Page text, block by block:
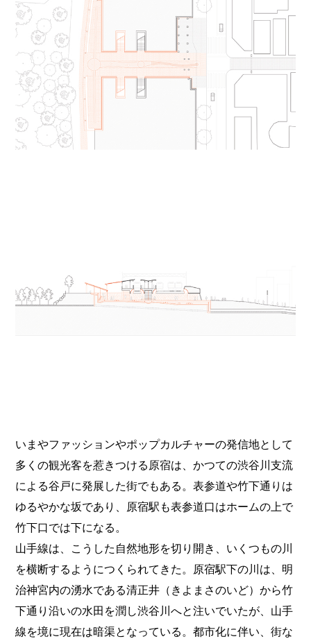
いまやファッションやポップカルチャーの発信地として
多くの観光客を惹きつける原宿は、かつての渋谷川支流
による谷戸に発展した街でもある。表参道や竹下通りは
ゆるやかな坂であり、原宿駅も表参道口はホームの上で
竹下口では下になる。
山手線は、こうした自然地形を切り開き、いくつもの川
を横断するようにつくられてきた。原宿駅下の川は、明
治神宮内の湧水である清正井（きよまさのいど）から竹
下通り沿いの水田を潤し渋谷川へと注いでいたが、山手
線を境に現在は暗渠となっている。都市化に伴い、街な